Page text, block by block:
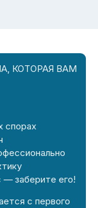
КОТОРАЯ ВАМ
спорах
— заберите его!
с первого